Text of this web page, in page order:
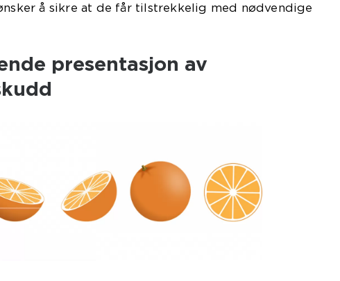
å sikre at de får tilstrekkelig med nødvendige
presentasjon av